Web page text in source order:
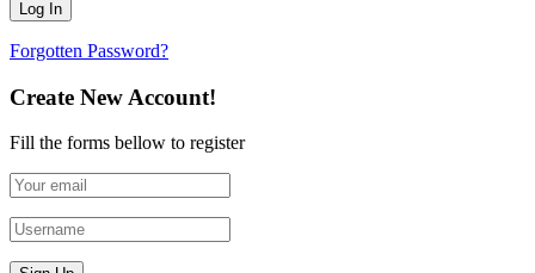
Forgotten Password?
Create New Account!
Fill the forms bellow to register